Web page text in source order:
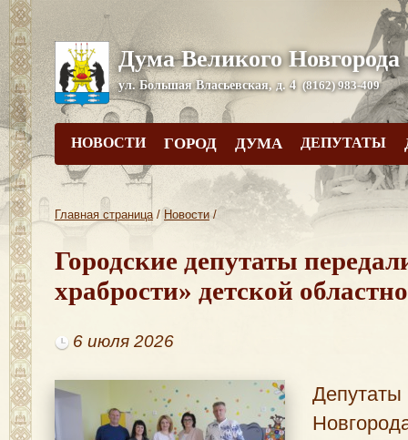
Дума Великого Новгорода
ул. Большая Власьевская, д. 4 (8162) 983-409
НОВОСТИ ГОРОД ДУМА ДЕПУТАТЫ
Главная страница/ Новости /
Городские депутаты
храбрости» детской
6 июля 2026